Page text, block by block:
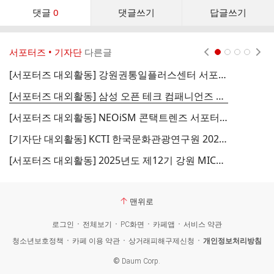
댓글 0 댓글쓰기 답글쓰기
댓
서포터즈 • 기자단 다른글
[서포터즈 대외활동] 강원권통일플러스센터 서포터즈 모집
[서포터즈 대외활동] 삼성 오픈 테크 컴패니언즈 6기 모집
[서포터즈 대외활동] NEOiSM 콘택트렌즈 서포터즈 7기
[기자단 대외활동] KCTI 한국문화관광연구원 2025 학생기자단 3기 모집
[서포터즈 대외활동] 2025년도 제12기 강원 MICE 서포터즈
맨위로
로그인 전체보기 PC화면 카페앱
서비스 약관
청소년보호정책
카페 이용 약관 상거래피해구제신청 개인정보처리방침
© Daum Corp.